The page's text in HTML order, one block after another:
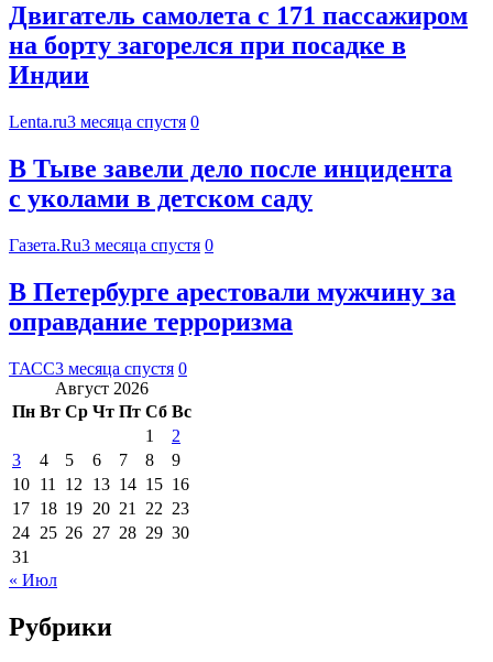
Двигатель самолета с 171 пассажиром
на борту загорелся при посадке в
Индии
Lenta.ru3 месяца спустя 0
В Тыве завели дело после инцидента
с уколами в детском саду
Газета.Ru3 месяца спустя 0
В Петербурге арестовали мужчину за
оправдание терроризма
ТАСС3 месяца спустя 0
Август 2026
Пн Вт Ср Чт Пт Сб Вс
1
2
3
4 5 6 7 8
9
10 11 12 13 14 15 16
17 18 19 20 21 22 23
24 25 26 27 28 29 30
31
« Июл
Рубрики